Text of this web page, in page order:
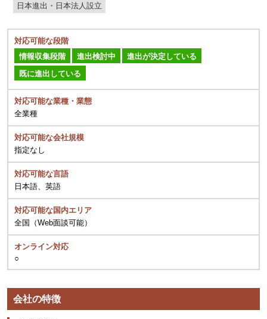
日本進出・日本法人設立
対応可能な段階
情報収集段階
進出検討中
進出が決定している
既に進出している
対応可能な業種・業態
全業種
対応可能な会社規模
指定なし
対応可能な言語
日本語、英語
対応可能な国内エリア
全国（Web面談可能）
オンライン対応
○
会社の特徴